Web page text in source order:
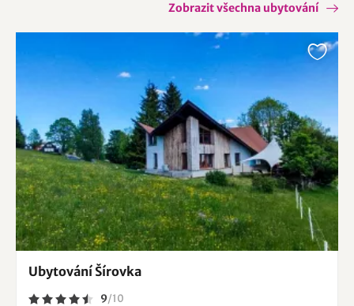
Zobrazit všechna ubytování
Ubytování Šírovka
9/10